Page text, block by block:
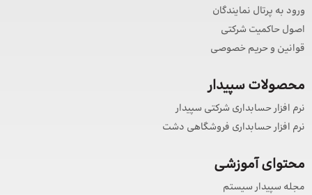
ورود به پرتال نمایندگان
اصول حاکمیت شرکتی
قوانین و حریم خصوصی
محصولات سپیدار
نرم افزار حسابداری شرکتی سپیدار
نرم افزار حسابداری فروشگاهی دشت
محتوای آموزشی
مجله سپیدار سیستم